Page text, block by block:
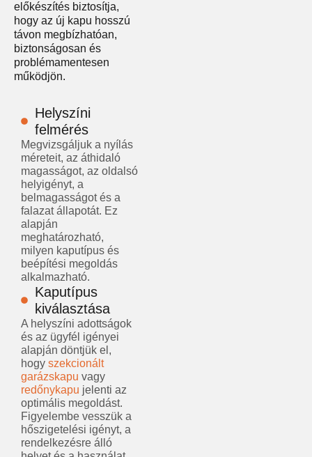
előkészítés biztosítja,
hogy az új kapu hosszú
távon megbízhatóan,
biztonságosan és
problémamentesen
működjön.
Helyszíni
felmérés
Megvizsgáljuk a nyílás
méreteit, az áthidaló
magasságot, az oldalsó
helyigényt, a
belmagasságot és a
falazat állapotát. Ez
alapján
meghatározható,
milyen kaputípus és
beépítési megoldás
alkalmazható.
Kaputípus
kiválasztása
A helyszíni adottságok
és az ügyfél igényei
alapján döntjük el,
hogy szekcionált
garázskapu vagy
redőnykapu jelenti az
optimális megoldást.
Figyelembe vesszük a
hőszigetelési igényt, a
rendelkezésre álló